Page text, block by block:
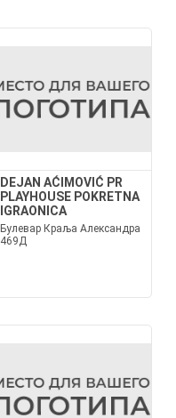
DEJAN AĆIMOVIĆ PR
PLAYHOUSE POKRETNA
IGRAONICA
Булевар Краља Александра
469Д